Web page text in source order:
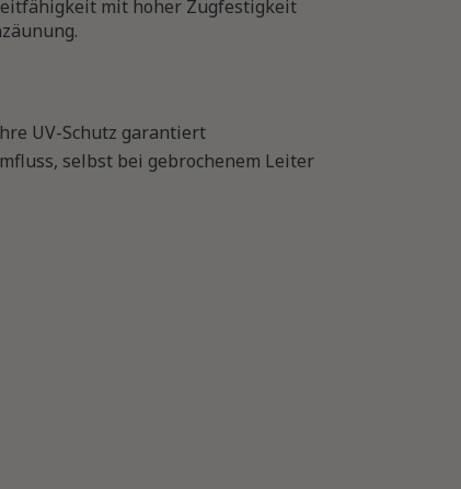
mit hoher Zugfestigkeit
UV-Schutz garantiert
selbst bei gebrochenem Leiter